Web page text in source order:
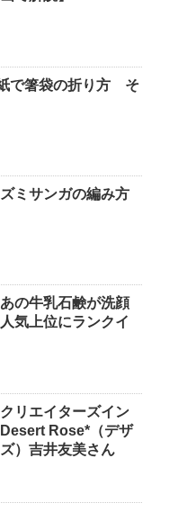
で箸袋の折り方 そ
ミサンガの編み方
の牛乳石鹸が洗顔
気上位にランクイ
クリエイターズイン
Rose*（デザ
）吉井友美さん